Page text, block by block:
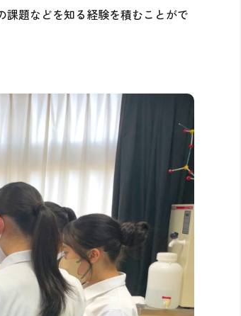
題などを知る経験を積むことがで